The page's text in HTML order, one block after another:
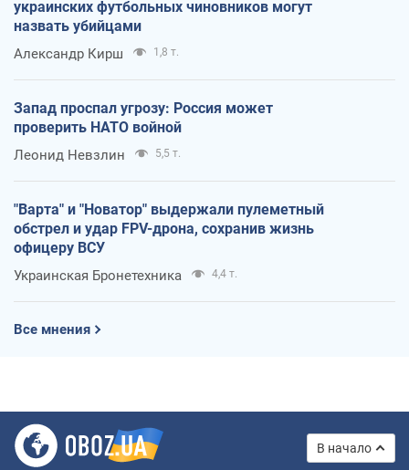
украинских футбольных чиновников могут
назвать убийцами
Александр Кирш 1,8 т.
Запад проспал угрозу: Россия может
проверить НАТО войной
Леонид Невзлин 5,5 т.
"Варта" и "Новатор" выдержали пулеметный
обстрел и удар FPV-дрона, сохранив жизнь
офицеру ВСУ
Украинская Бронетехника 4,4 т.
Все мнения
В начало